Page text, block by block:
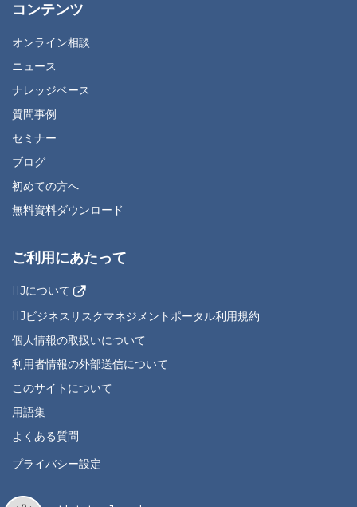
コンテンツ
オンライン相談
ニュース
ナレッジベース
質問事例
セミナー
ブログ
初めての方へ
無料資料ダウンロード
ご利用にあたって
IIJについて
IIJビジネスリスクマネジメントポータル利用規約
個人情報の取扱いについて
利用者情報の外部送信について
このサイトについて
用語集
よくある質問
プライバシー設定